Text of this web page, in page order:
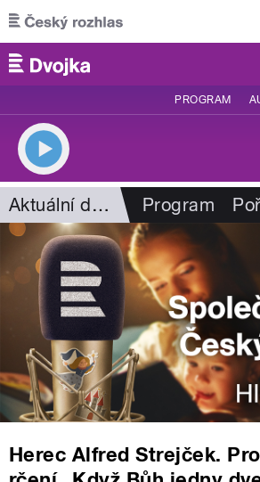
Přejít k hlavnímu obsahu
PROGRAM
Aktuální dění Program
Herec Alfred Strejček.